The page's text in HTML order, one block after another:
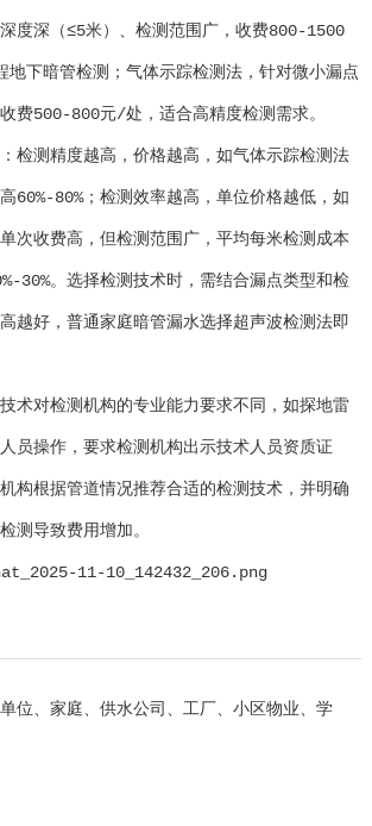
度深（≤5米）、检测范围广，收费800-1500
地下暗管检测；气体示踪检测法，针对微小漏点
费500-800元/处，适合高精度检测需求。
检测精度越高，价格越高，如气体示踪检测法
60%-80%；检测效率越高，单位价格越低，如
次收费高，但检测范围广，平均每米检测成本
30%。选择检测技术时，需结合漏点类型和检
越好，普通家庭暗管漏水选择超声波检测法即
术对检测机构的专业能力要求不同，如探地雷
员操作，要求检测机构出示技术人员资质证
构根据管道情况推荐合适的检测技术，并明确
测导致费用增加。
位、家庭、供水公司、工厂、小区物业、学